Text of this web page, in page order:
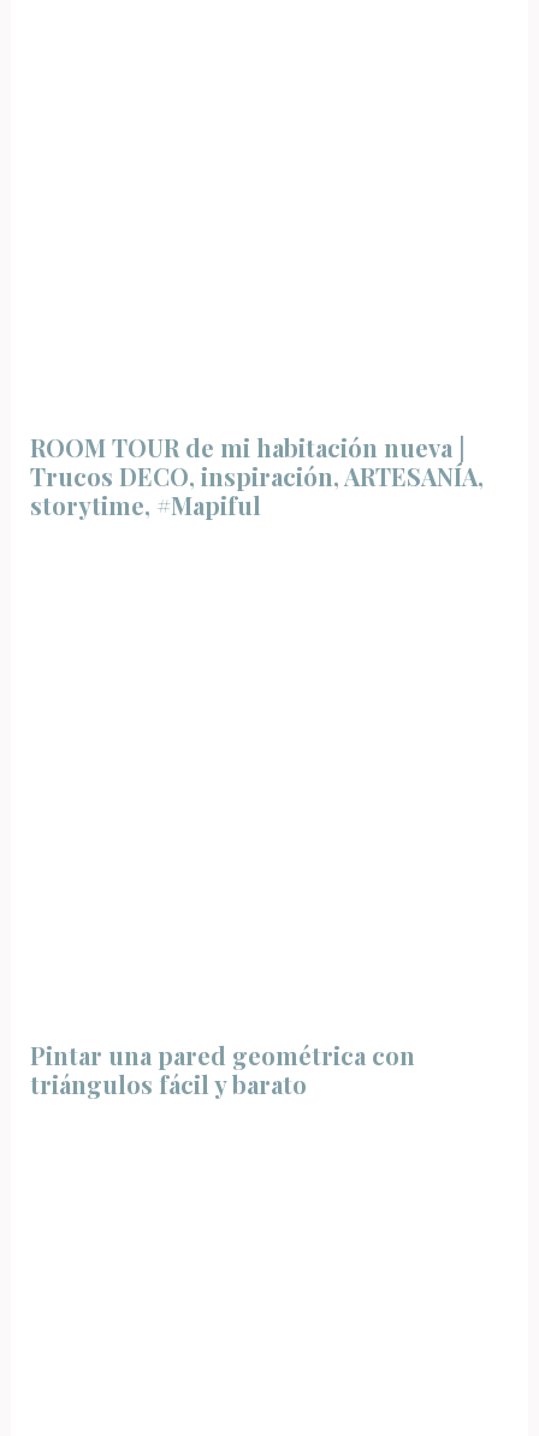
ROOM TOUR de mi habitación nueva |
Trucos DECO, inspiración, ARTESANÍA,
storytime, #Mapiful
Pintar una pared geométrica con
triángulos fácil y barato